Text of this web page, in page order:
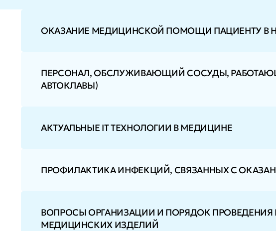
ОКАЗАНИЕ МЕДИЦИНСКОЙ ПОМОЩИ ПАЦИЕНТУ В
ПЕРСОНАЛ, ОБСЛУЖИВАЮЩИЙ СОСУДЫ,
АВТОКЛАВЫ)
АКТУАЛЬНЫЕ IT ТЕХНОЛОГИИ В МЕДИЦИНЕ
ПРОФИЛАКТИКА ИНФЕКЦИЙ, СВЯЗАННЫХ С
ВОПРОСЫ ОРГАНИЗАЦИИ И ПОРЯДОК
МЕДИЦИНСКИХ ИЗДЕЛИЙ